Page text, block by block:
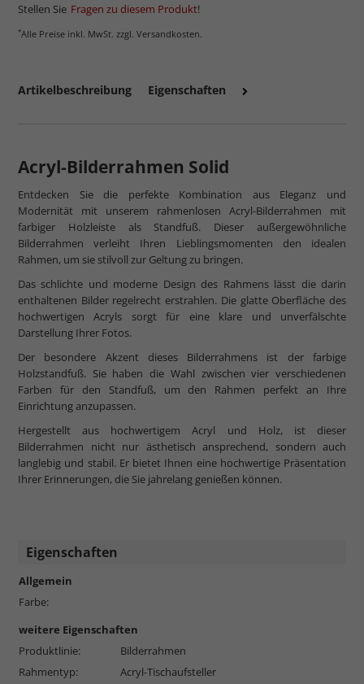
Stellen Sie Fragen zu diesem Produkt!
*Alle Preise inkl. MwSt. zzgl. Versandkosten.
Artikelbeschreibung Eigenschaften
Acryl-Bilderrahmen Solid
Entdecken Sie die perfekte Kombination aus Eleganz und
Modernität mit unserem rahmenlosen Acryl-Bilderrahmen mit
farbiger Holzleiste als Standfuß. Dieser außergewöhnliche
Bilderrahmen verleiht Ihren Lieblingsmomenten den idealen
Rahmen, um sie stilvoll zur Geltung zu bringen.
Das schlichte und moderne Design des Rahmens lässt die darin
enthaltenen Bilder regelrecht erstrahlen. Die glatte Oberfläche des
hochwertigen Acryls sorgt für eine klare und unverfälschte
Darstellung Ihrer Fotos.
Der besondere Akzent dieses Bilderrahmens ist der farbige
Holzstandfuß. Sie haben die Wahl zwischen vier verschiedenen
Farben für den Standfuß, um den Rahmen perfekt an Ihre
Einrichtung anzupassen.
Hergestellt aus hochwertigem Acryl und Holz, ist dieser
Bilderrahmen nicht nur ästhetisch ansprechend, sondern auch
langlebig und stabil. Er bietet Ihnen eine hochwertige Präsentation
Ihrer Erinnerungen, die Sie jahrelang genießen können.
Eigenschaften
Allgemein
Farbe:
weitere Eigenschaften
Produktlinie:
Bilderrahmen
Rahmentyp:
Acryl-Tischaufsteller